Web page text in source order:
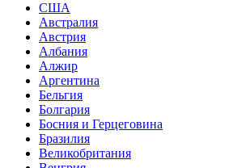
США
Австралия
Австрия
Албания
Алжир
Аргентина
Бельгия
Болгария
Босния и Герцеговина
Бразилия
Великобритания